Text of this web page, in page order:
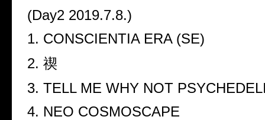
(Day2 2019.7.8.)
1. CONSCIENTIA ERA (SE)
2. 禊
3. TELL ME WHY NOT
4. NEO COSMOSCAPE